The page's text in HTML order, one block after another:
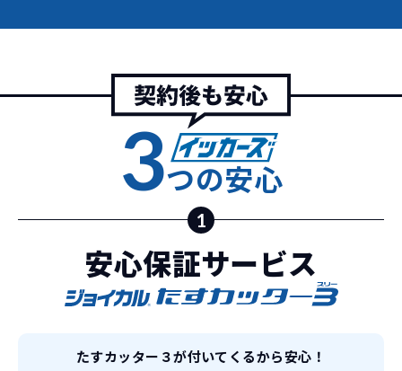
価設定」を実現しました。
また特定の車両に絞ることによりこの価
格設定が可能となりました。
お車を返却いただく
契約リスクが少ない
ライフスタイルに合わせたお車の選択が
できます。急な引っ越し、転勤、家族が増
えるなど。その時その時の状況に合わせ
か？
継続的にかかる費用が
コミコミ
維持にかかる、毎年の｢自動車税｣はコミ
｢自動車重量税｣、｢自賠責保険料｣「整備
3つの安心
1
安心保証サービス
たすカッター３が付いてくるから安心！